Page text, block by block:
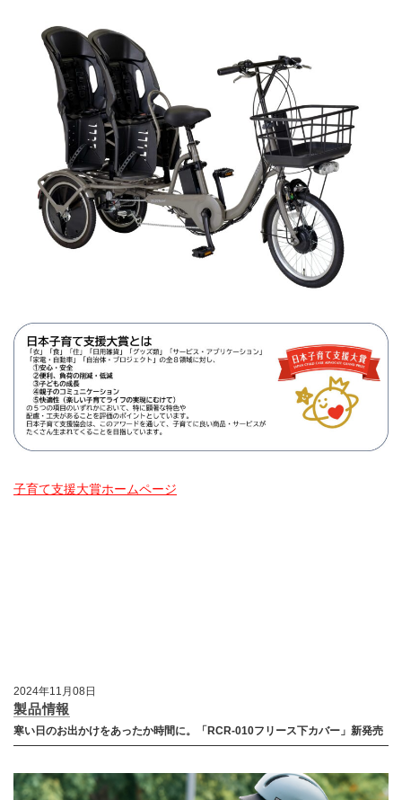
子育て支援大賞ホームページ
2024年11月08日
製品情報
寒い日のお出かけをあったか時間に。「RCR-010フリース下カバー」新発売